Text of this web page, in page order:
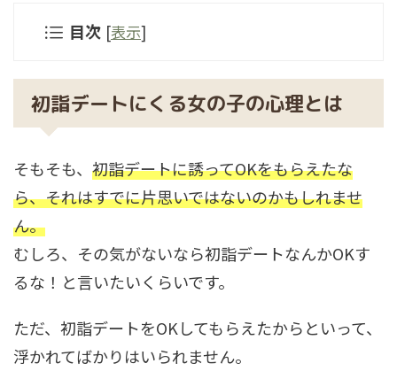
目次 [表示]
初詣デートにくる女の子の心理とは
そもそも、 初詣デートに誘ってOKをもらえたな
ら、それはすでに片思いではないのかもしれませ
ん。
むしろ、その気がないなら初詣デートなんかOKす
るな！と言いたいくらいです。
ただ、初詣デートをOKしてもらえたからといって、
浮かれてばかりはいられません。